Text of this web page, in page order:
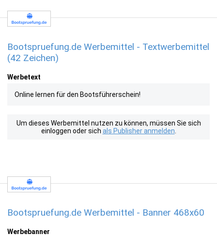
Bootspruefung.de Werbemittel - Textwerbemittel
(42 Zeichen)
Werbetext
Online lernen für den Bootsführerschein!
Um dieses Werbemittel nutzen zu können, müssen Sie sich
einloggen oder sich als Publisher anmelden
Bootspruefung.de Werbemittel - Banner 468x60
Werbebanner